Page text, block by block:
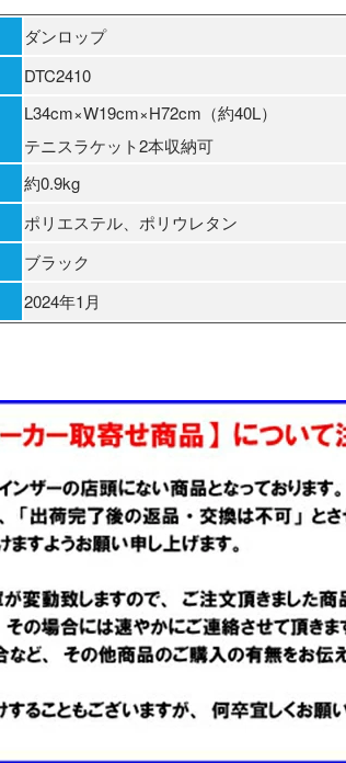
ダンロップ
DTC2410
L34cm×W19cm×H72cm（約40L）
テニスラケット2本収納可
約0.9kg
ポリエステル、ポリウレタン
ブラック
2024年1月